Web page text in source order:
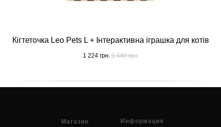
Кігтеточка Leo Pets L + Інтерактивна іграшка для котів
1 224 грн. 1 440 грн.
Магазин Информация